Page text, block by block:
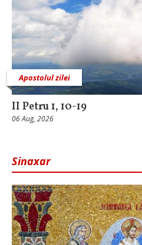
Apostolul zilei
II Petru 1, 10-19
06 Aug, 2026
Sinaxar